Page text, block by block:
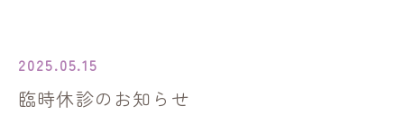
2025.05.15
臨時休診のお知らせ